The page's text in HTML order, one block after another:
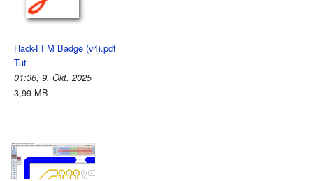
Hack-FFM Badge (v4).pdf
Tut
01:36, 9. Okt. 2025
3,99 MB